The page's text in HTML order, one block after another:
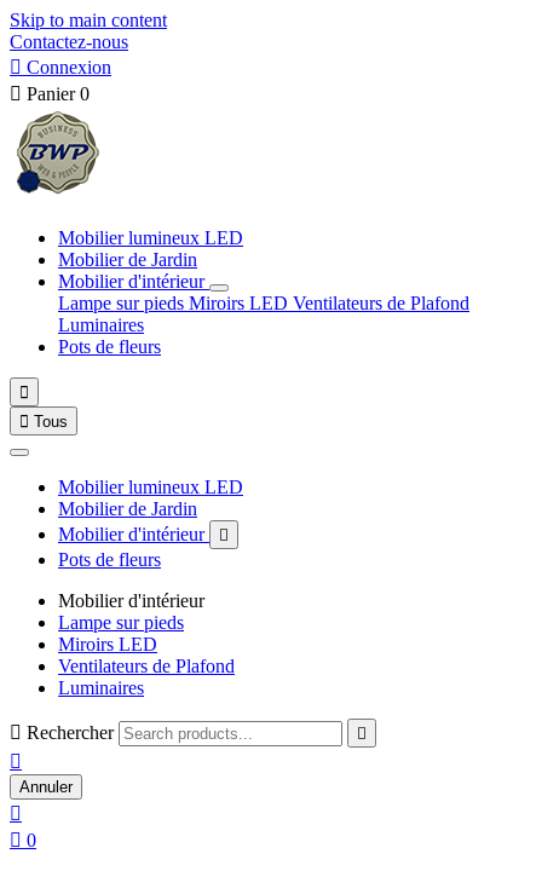
Skip to main content
Contactez-nous
 Connexion
 Panier 0
Mobilier lumineux LED
Mobilier de Jardin
Mobilier d'intérieur
Lampe sur pieds Miroirs LED Ventilateurs de Plafond
Luminaires
Pots de fleurs

 Tous
Mobilier lumineux LED
Mobilier de Jardin
Mobilier d'intérieur

Pots de fleurs
Mobilier d'intérieur
Lampe sur pieds
Miroirs LED
Ventilateurs de Plafond
Luminaires
 Rechercher 

Annuler

 0